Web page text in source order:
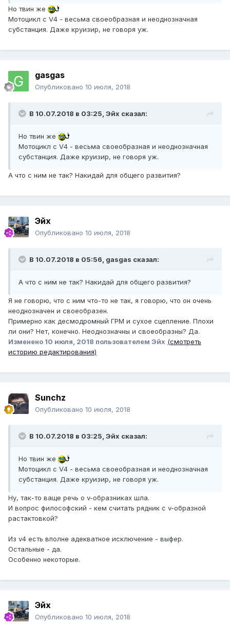
Но твин же
Мотоцикл с V4 - весьма своеобразная и неоднозначная
субстанция. Даже круизир, не говоря уж.
gasgas
Опубликовано 10 июля, 2018
В 10.07.2018 в 03:25, Эйх сказал:
Но твин же
Мотоцикл с V4 - весьма своеобразная и неоднозначная
субстанция. Даже круизир, не говоря уж.
А что с ним не так? Накидай для общего развития?
Эйх
Опубликовано 10 июля, 2018
В 10.07.2018 в 05:56, gasgas сказал:
А что с ним не так? Накидай для общего развития?
Я не говорю, что с ним что-то не так, я говорю, что он очень
неоднозначен и своеобразен.
Примерно как десмодромный ГРМ и сухое сцепление. Плохи
ли они? Нет, конечно. Неоднозначны и своеобразны? Да.
Изменено 10 июля, 2018 пользователем Эйх (смотреть
историю редактирования)
Sunchz
Опубликовано 10 июля, 2018
В 10.07.2018 в 03:25, Эйх сказал:
Но твин же
Мотоцикл с V4 - весьма своеобразная и неоднозначная
субстанция. Даже круизир, не говоря уж.
Ну, так-то ваще речь о v-образниках шла.
И вопрос философский - кем считать рядник с v-образной
растактовкой?
Из v4 есть вполне адекватное исключение - выфер.
Остальные - да.
Особенно некоторые.
Эйх
Опубликовано 10 июля, 2018